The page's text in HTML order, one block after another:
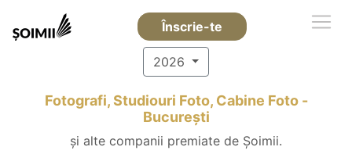
Înscrie-te
2026
Fotografi, Studiouri Foto, Cabine Foto -
Bucureşti
și alte companii premiate de Șoimii.